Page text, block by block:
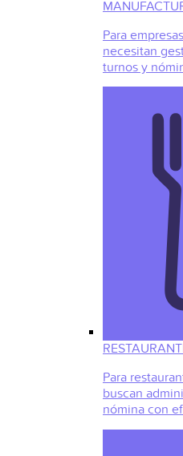
Para
necesitan
turnos y
Para
buscan
nómina con